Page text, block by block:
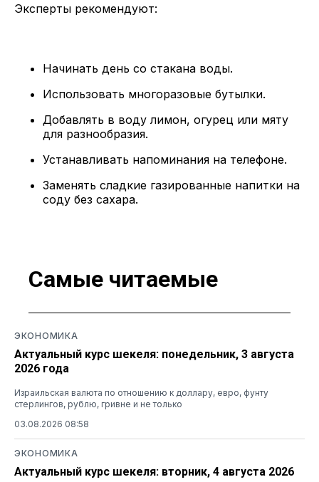
Эксперты рекомендуют:
Начинать день со стакана воды.
Использовать многоразовые бутылки.
Добавлять в воду лимон, огурец или мяту
для разнообразия.
Устанавливать напоминания на телефоне.
Заменять сладкие газированные напитки на
соду без сахара.
Самые читаемые
ЭКОНОМИКА
Актуальный курс шекеля: понедельник, 3 августа
2026 года
Израильская валюта по отношению к доллару, евро, фунту
стерлингов, рублю, гривне и не только
03.08.2026 08:58
ЭКОНОМИКА
Актуальный курс шекеля: вторник, 4 августа 2026